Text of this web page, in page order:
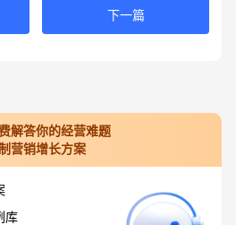
下一篇
解答你的经营难题
营销增长方案
库